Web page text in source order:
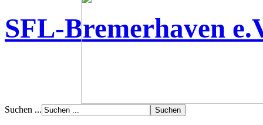
SFL-Bremerhaven
Suchen ...